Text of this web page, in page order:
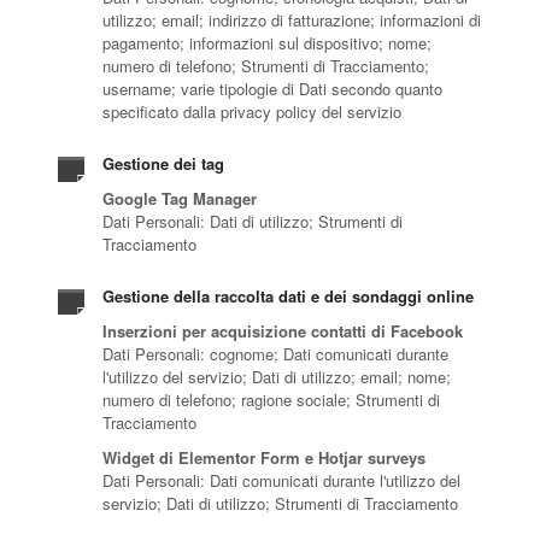
utilizzo; email; indirizzo di fatturazione; informazioni di
pagamento; informazioni sul dispositivo; nome;
numero di telefono; Strumenti di Tracciamento;
username; varie tipologie di Dati secondo quanto
specificato dalla privacy policy del servizio
Gestione dei tag
Google Tag Manager
Dati Personali: Dati di utilizzo; Strumenti di
Tracciamento
Gestione della raccolta dati e dei sondaggi online
Inserzioni per acquisizione contatti di Facebook
Dati Personali: cognome; Dati comunicati durante
l'utilizzo del servizio; Dati di utilizzo; email; nome;
numero di telefono; ragione sociale; Strumenti di
Tracciamento
Widget di Elementor Form e Hotjar surveys
Dati Personali: Dati comunicati durante l'utilizzo del
servizio; Dati di utilizzo; Strumenti di Tracciamento